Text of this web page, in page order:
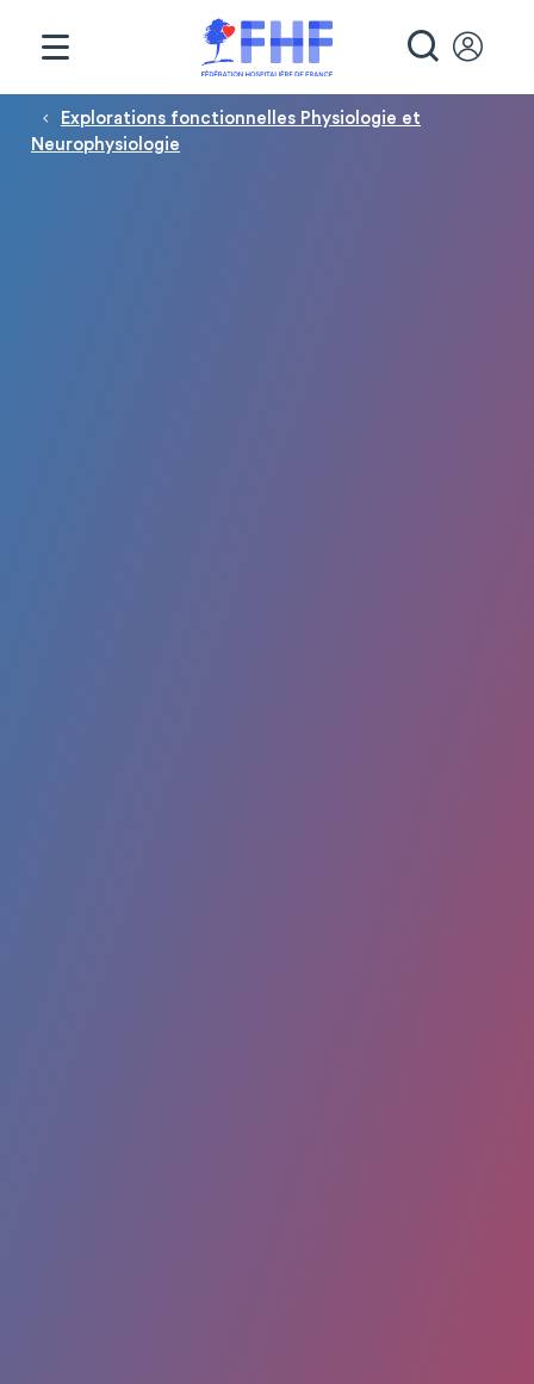
Fil d'Ariane
Explorations fonctionnelles Physiologie et
Neurophysiologie
Panneau de gestion des cookies